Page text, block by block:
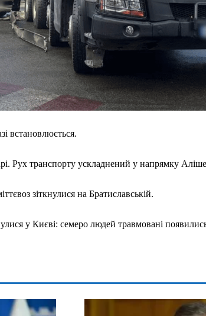
встановлюється.
Рух транспорту ускладнений у напрямку
зіткнулися на Братиславській.
у Києві: семеро людей травмовані